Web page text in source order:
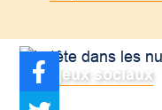
Enjeux sociaux